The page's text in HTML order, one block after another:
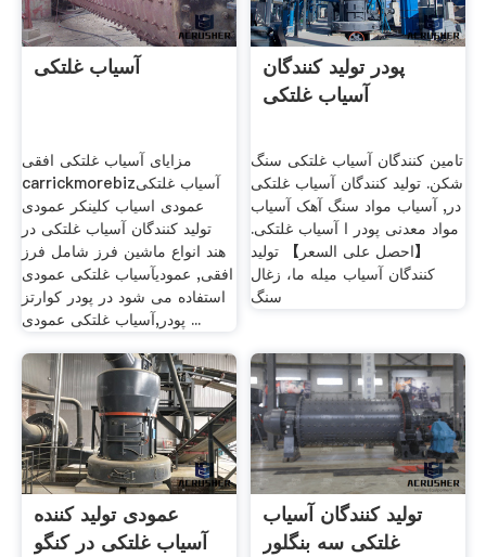
آسیاب غلتکی
مزایای آسیاب غلتکی افقی
carrickmorebizآسیاب غلتکی
عمودی اسیاب کلینکر عمودی
تولید کنندگان آسیاب غلتکی در
هند انواع ماشین فرز شامل فرز
افقی, عمودیآسیاب غلتکی عمودی
استفاده می شود در پودر کوارتز
پودر,آسیاب غلتکی عمودی ...
پودر تولید کنندگان
آسیاب غلتکی
تامین کنندگان آسیاب غلتکی سنگ
شکن. تولید کنندگان آسیاب غلتکی
در, آسیاب مواد سنگ آهک آسیاب
مواد معدنی پودر ا آسیاب غلتکی.
【احصل على السعر】 تولید
کنندگان آسیاب میله ما، زغال
سنگ
عمودی تولید کننده
آسیاب غلتکی در کنگو
تولید کنندگان آسیاب
غلتکی سه بنگلور